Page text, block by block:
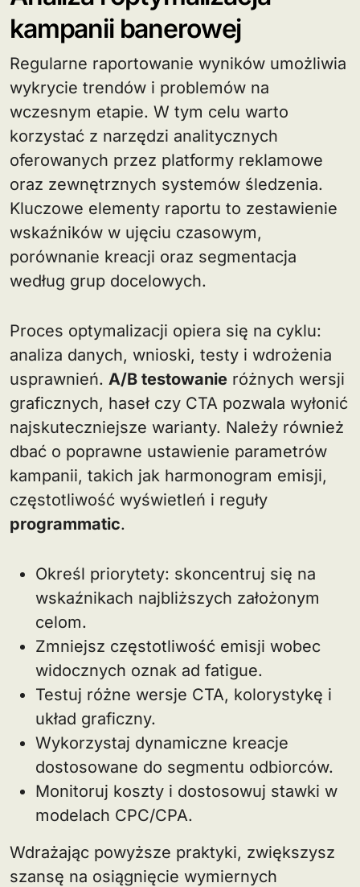
kampanii banerowej
Regularne raportowanie wyników umożliwia
wykrycie trendów i problemów na
wczesnym etapie. W tym celu warto
korzystać z narzędzi analitycznych
oferowanych przez platformy reklamowe
oraz zewnętrznych systemów śledzenia.
Kluczowe elementy raportu to zestawienie
wskaźników w ujęciu czasowym,
porównanie kreacji oraz segmentacja
według grup docelowych.
Proces optymalizacji opiera się na cyklu:
analiza danych, wnioski, testy i wdrożenia
usprawnień. A/B testowanie różnych wersji
graficznych, haseł czy CTA pozwala wyłonić
najskuteczniejsze warianty. Należy również
dbać o poprawne ustawienie parametrów
kampanii, takich jak harmonogram emisji,
częstotliwość wyświetleń i reguły
programmatic.
Określ priorytety: skoncentruj się na
wskaźnikach najbliższych założonym
celom.
Zmniejsz częstotliwość emisji wobec
widocznych oznak ad fatigue.
Testuj różne wersje CTA, kolorystykę i
układ graficzny.
Wykorzystaj dynamiczne kreacje
dostosowane do segmentu odbiorców.
Monitoruj koszty i dostosowuj stawki w
modelach CPC/CPA.
Wdrażając powyższe praktyki, zwiększysz
szansę na osiągnięcie wymiernych